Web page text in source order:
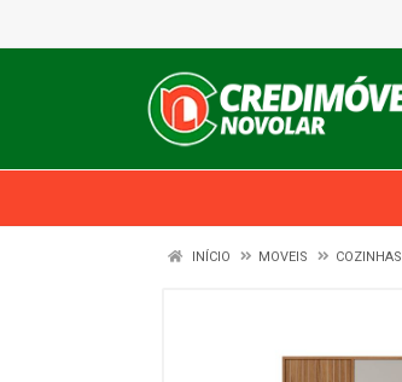
INÍCIO MOVEIS COZINHAS